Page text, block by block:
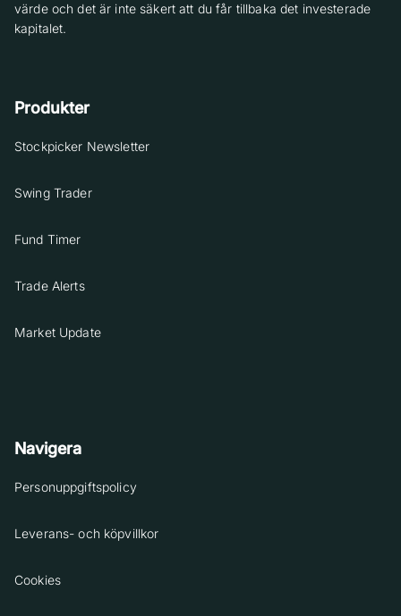
värde och det är inte säkert att du får tillbaka det investerade
kapitalet.
Produkter
Stockpicker Newsletter
Swing Trader
Fund Timer
Trade Alerts
Market Update
Navigera
Personuppgiftspolicy
Leverans- och köpvillkor
Cookies